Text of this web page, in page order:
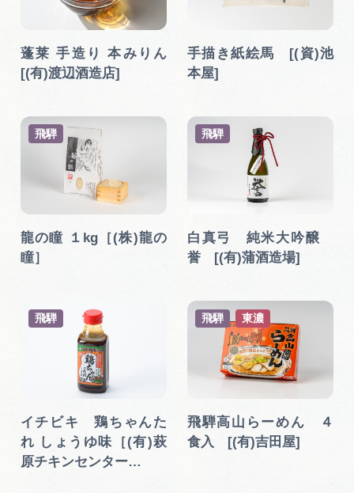
蓬莱 手造り 本みりん
[(有)渡辺酒造店]
手描き紙絵馬 [(資)池
本屋]
龍の瞳 １kg［(株)龍の
瞳］
飛騨
白真弓 純米大吟醸
誉 [(有)蒲酒造場]
飛騨
イチビキ 鶏ちゃんた
れ しょうゆ味［(有)萩
原チキンセンター…
飛騨
飛騨高山らーめん ４
食入 [(有)吉田屋]
飛騨 東濃